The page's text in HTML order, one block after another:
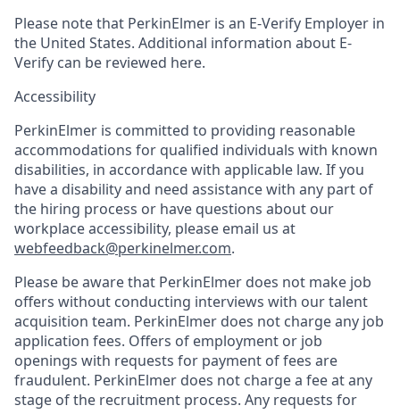
Please note that PerkinElmer is an E-Verify Employer in
the United States. Additional information about E-
Verify can be reviewed here.
Accessibility
PerkinElmer is committed to providing reasonable
accommodations for qualified individuals with known
disabilities, in accordance with applicable law. If you
have a disability and need assistance with any part of
the hiring process or have questions about our
workplace accessibility, please email us at
webfeedback@perkinelmer.com.
Please be aware that PerkinElmer does not make job
offers without conducting interviews with our talent
acquisition team. PerkinElmer does not charge any job
application fees. Offers of employment or job
openings with requests for payment of fees are
fraudulent. PerkinElmer does not charge a fee at any
stage of the recruitment process. Any requests for